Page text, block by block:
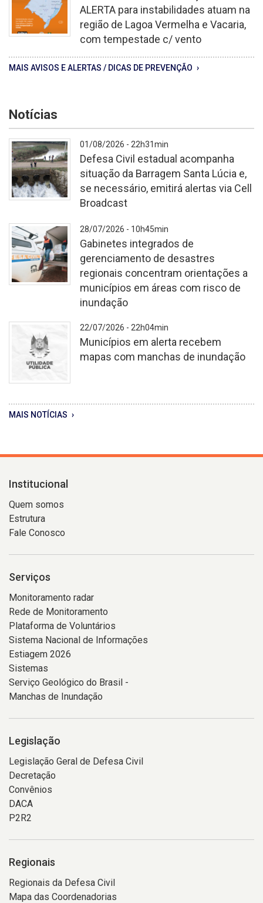
08
349
Alertas
Comportamentos
ALERTA para instabilidades atuam na
região de Lagoa Vermelha e Vacaria,
com tempestade c/ vento
MAIS AVISOS E ALERTAS / DICAS DE PREVENÇÃO
Notícias
Barragem
passou
por
vistoria
devido
de
chuvas
registrada
01/08/2026 - 22h31min
Defesa Civil estadual acompanha
situação da Barragem Santa Lúcia e,
se necessário, emitirá alertas via Cell
Broadcast
integrados
gerenciamento
28/07/2026 - 10h45min
Gabinetes integrados de
gerenciamento de desastres
regionais concentram orientações a
municípios em áreas com risco de
inundação
utilidade
pública
22/07/2026 - 22h04min
Municípios em alerta recebem
mapas com manchas de inundação
MAIS NOTÍCIAS
Institucional
Quem somos
Estrutura
Fale Conosco
Serviços
Monitoramento radar
Rede de Monitoramento
Plataforma de Voluntários
Sistema Nacional de Informações
Estiagem 2026
Sistemas
Serviço Geológico do Brasil -
Manchas de Inundação
Legislação
Legislação Geral de Defesa Civil
Decretação
Convênios
DACA
P2R2
Regionais
Regionais da Defesa Civil
Mapa das Coordenadorias